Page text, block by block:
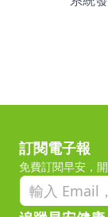
訂閱電子報
免費訂閱早安，